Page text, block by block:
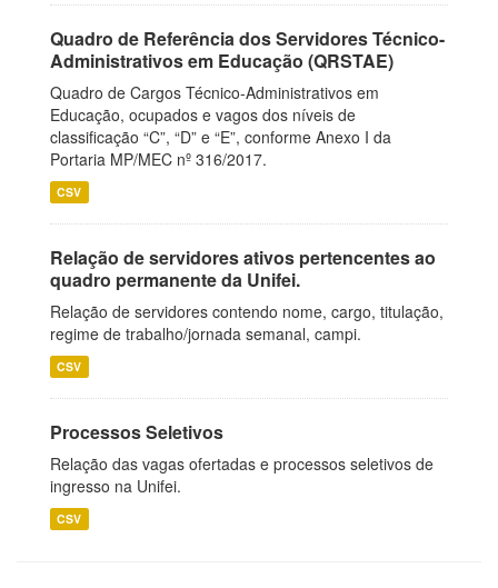
Quadro de Referência dos Servidores Técnico-
Administrativos em Educação (QRSTAE)
Quadro de Cargos Técnico-Administrativos em
Educação, ocupados e vagos dos níveis de
classificação “C”, “D” e “E”, conforme Anexo I da
Portaria MP/MEC nº 316/2017.
CSV
Relação de servidores ativos pertencentes ao
quadro permanente da Unifei.
Relação de servidores contendo nome, cargo, titulação,
regime de trabalho/jornada semanal, campi.
CSV
Processos Seletivos
Relação das vagas ofertadas e processos seletivos de
ingresso na Unifei.
CSV